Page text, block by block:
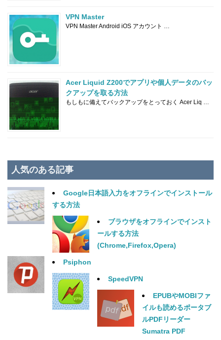
VPN Master
VPN Master Android iOS アカウント …
Acer Liquid Z200でアプリや個人データのバッ
クアップを取る方法
もしもに備えてバックアップをとっておく Acer Liq …
人気のある記事
Google日本語入力をオフラインでインストール
する方法
ブラウザをオフラインでインスト
ールする方法
(Chrome,Firefox,Opera)
Psiphon
SpeedVPN
EPUBやMOBIファ
イルも読めるポータブ
ルPDFリーダー
Sumatra PDF